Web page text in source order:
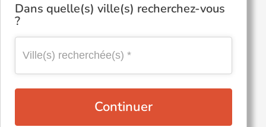
Dans quelle(s) ville(s) recherchez-vous
?
Continuer